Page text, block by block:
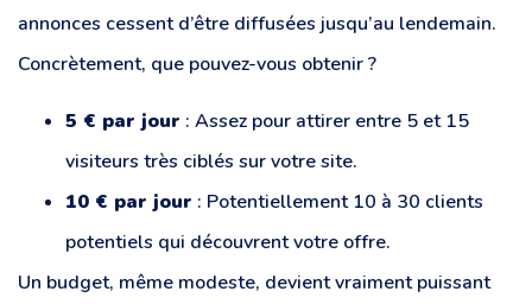
annonces cessent d’être diffusées jusqu’au lendemain.
Concrètement, que pouvez-vous obtenir ?
5 € par jour : Assez pour attirer entre 5 et 15
visiteurs très ciblés sur votre site.
10 € par jour : Potentiellement 10 à 30 clients
potentiels qui découvrent votre offre.
Un budget, même modeste, devient vraiment puissant